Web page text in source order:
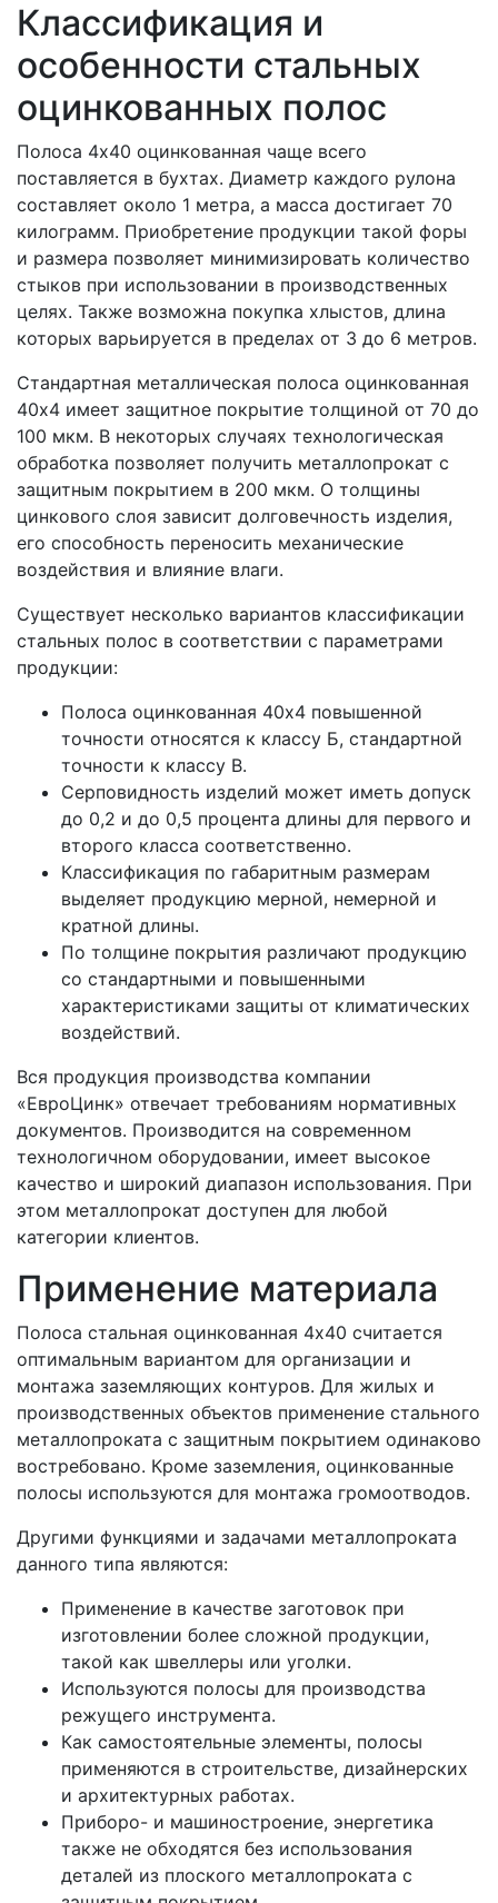
Классификация и
особенности стальных
оцинкованных полос
Полоса 4х40 оцинкованная чаще всего
поставляется в бухтах. Диаметр каждого рулона
составляет около 1 метра, а масса достигает 70
килограмм. Приобретение продукции такой форы
и размера позволяет минимизировать количество
стыков при использовании в производственных
целях. Также возможна покупка хлыстов, длина
которых варьируется в пределах от 3 до 6 метров.
Стандартная металлическая полоса оцинкованная
40х4 имеет защитное покрытие толщиной от 70 до
100 мкм. В некоторых случаях технологическая
обработка позволяет получить металлопрокат с
защитным покрытием в 200 мкм. О толщины
цинкового слоя зависит долговечность изделия,
его способность переносить механические
воздействия и влияние влаги.
Существует несколько вариантов классификации
стальных полос в соответствии с параметрами
продукции:
Полоса оцинкованная 40х4 повышенной
точности относятся к классу Б, стандартной
точности к классу В.
Серповидность изделий может иметь допуск
до 0,2 и до 0,5 процента длины для первого и
второго класса соответственно.
Классификация по габаритным размерам
выделяет продукцию мерной, немерной и
кратной длины.
По толщине покрытия различают продукцию
со стандартными и повышенными
характеристиками защиты от климатических
воздействий.
Вся продукция производства компании
«ЕвроЦинк» отвечает требованиям нормативных
документов. Производится на современном
технологичном оборудовании, имеет высокое
качество и широкий диапазон использования. При
этом металлопрокат доступен для любой
категории клиентов.
Применение материала
Полоса стальная оцинкованная 4х40 считается
оптимальным вариантом для организации и
монтажа заземляющих контуров. Для жилых и
производственных объектов применение стального
металлопроката с защитным покрытием одинаково
востребовано. Кроме заземления, оцинкованные
полосы используются для монтажа громоотводов.
Другими функциями и задачами металлопроката
данного типа являются:
Применение в качестве заготовок при
изготовлении более сложной продукции,
такой как швеллеры или уголки.
Используются полосы для производства
режущего инструмента.
Как самостоятельные элементы, полосы
применяются в строительстве, дизайнерских
и архитектурных работах.
Приборо- и машиностроение, энергетика
также не обходятся без использования
деталей из плоского металлопроката с